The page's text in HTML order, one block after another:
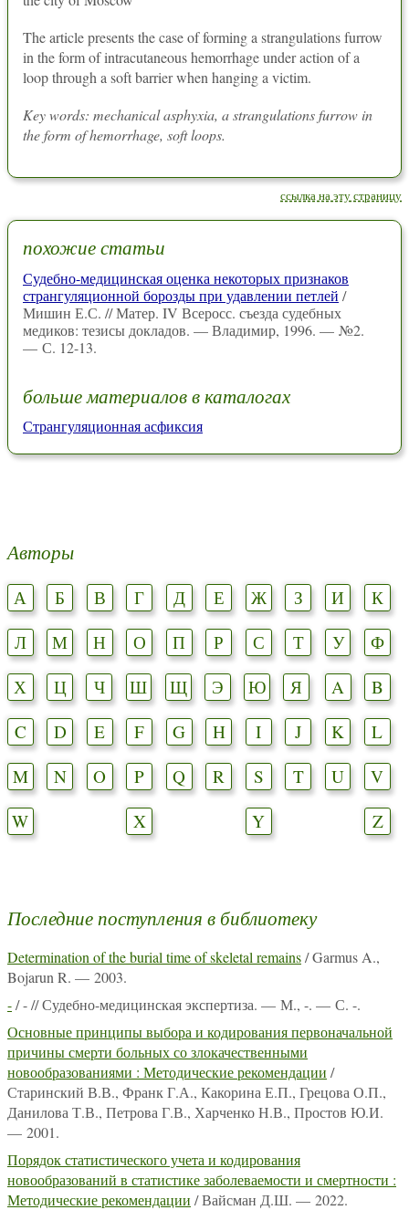
The article presents the case of forming a strangulations furrow
in the form of intracutaneous hemorrhage under action of a
loop through a soft barrier when hanging a victim.
Key words: mechanical asphyxia, a strangulations furrow in
the form of hemorrhage, soft loops.
ссылка на эту страницу
похожие статьи
Судебно-медицинская оценка некоторых признаков
странгуляционной борозды при удавлении петлей /
Мишин Е.С. // Матер. IV Всеросс. съезда судебных
медиков: тезисы докладов. — Владимир, 1996. — №2.
— С. 12-13.
больше материалов в каталогах
Странгуляционная асфиксия
Авторы
А Б В Г Д Е Ж З И
К
Л
М Н О П Р С Т У
Ф
Х
Ц Ч Ш Щ Э Ю Я A
B
C
D E F G H I J K
L
M
N O P Q R S T U
V
W
X Y Z
Последние поступления в библиотеку
Determination of the burial time of skeletal remains/ Garmus A.,
Bojarun R. — 2003.
-/ - // Судебно-медицинская экспертиза. — М., -. — С. -.
Основные принципы выбора и кодирования первоначальной
причины смерти больных со злокачественными
новообразованиями : Методические рекомендации /
Старинский В.В., Франк Г.А., Какорина Е.П., Грецова О.П.,
Данилова Т.В., Петрова Г.В., Харченко Н.В., Простов Ю.И.
— 2001.
Порядок статистического учета и кодирования
новообразований в статистике заболеваемости и смертности :
Методические рекомендации / Вайсман Д.Ш. — 2022.